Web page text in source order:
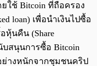
ใช้ Bitcoin ที่ถือครอง
loan) เพื่อนำเงินไปซื้อ
หุ้นคืน (Share
บสนุนการซื้อ Bitcoin
างหนักจากชุมชนคริป